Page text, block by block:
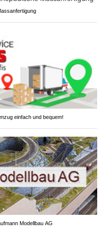
einfach und bequem!
Modellbau AG